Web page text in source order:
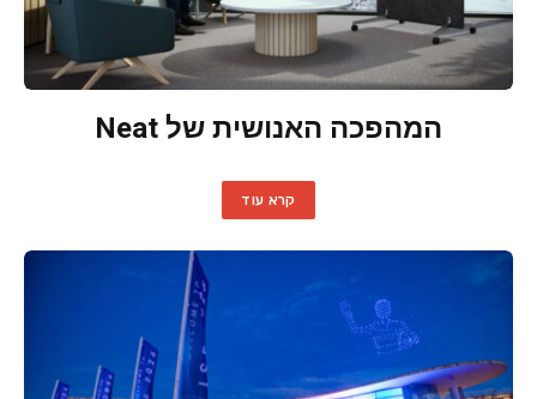
המהפכה האנושית של Neat
קרא עוד